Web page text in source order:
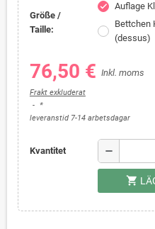
Größe /
Taille:
check
Auflage
Bettchen
(dessus)
76,50 € Inkl. moms
Frakt exkluderat
*
leveranstid 7-14 arbetsdagar
Kvantitet remove
shopping_cart